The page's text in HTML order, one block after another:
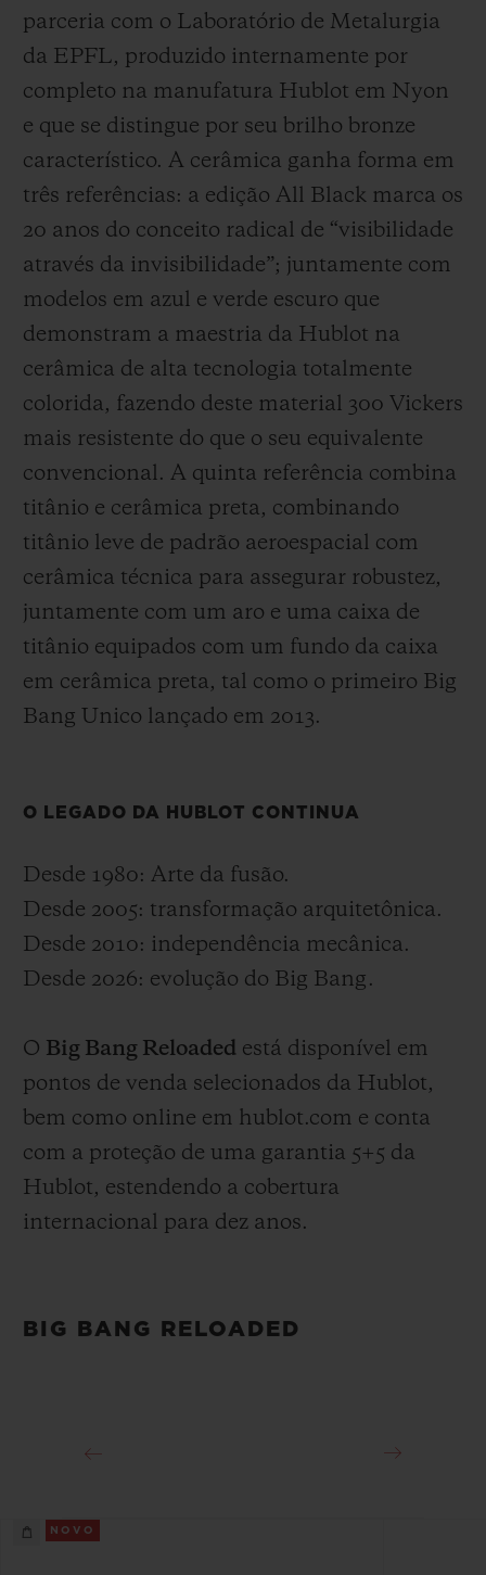
parceria com o Laboratório de Metalurgia
da EPFL, produzido internamente por
completo na manufatura Hublot em Nyon
e que se distingue por seu brilho bronze
característico. A cerâmica ganha forma em
três referências: a edição All Black marca os
20 anos do conceito radical de “visibilidade
através da invisibilidade”; juntamente com
modelos em azul e verde escuro que
demonstram a maestria da Hublot na
cerâmica de alta tecnologia totalmente
colorida, fazendo deste material 300 Vickers
mais resistente do que o seu equivalente
convencional. A quinta referência combina
titânio e cerâmica preta, combinando
titânio leve de padrão aeroespacial com
cerâmica técnica para assegurar robustez,
juntamente com um aro e uma caixa de
titânio equipados com um fundo da caixa
em cerâmica preta, tal como o primeiro Big
Bang Unico lançado em 2013.
O LEGADO DA HUBLOT CONTINUA
Desde 1980: Arte da fusão.
Desde 2005: transformação arquitetônica.
Desde 2010: independência mecânica.
Desde 2026: evolução do Big Bang.
O Big Bang Reloaded está disponível em
pontos de venda selecionados da Hublot,
bem como online em hublot.com e conta
com a proteção de uma garantia 5+5 da
Hublot, estendendo a cobertura
internacional para dez anos.
BIG BANG RELOADED
NOVO